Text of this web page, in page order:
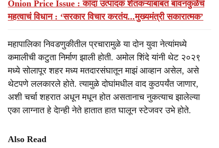
Onion Price Issue : कांदा उत्पादक शेतकऱ्याबाबत बावनकुळेंचं
महत्वाचं विधान : ‘सरकार विचार करतंय...मुख्यमंत्री सकारात्मक’
महापालिका निवडणुकीतील प्रचारामुळे या दोन युवा नेत्यांमध्ये
कमालीची कटुता निर्माण झाली होती. अमोल शिंदे यांनी थेट २०२९
मध्ये सोलापूर शहर मध्य मतदारसंघातून माझं आव्हान असेल, असे
थेटपणे ललकारले होते. त्यामुळे दोघांमधील वाद कुठपर्यंत जाणार,
अशी चर्चा शहरात अधून मधून होत असतानाच नुकत्याच झालेल्या
एका लाग्नात हे देान्ही नेते हातात हात घालून स्टेजवर उभे होते.
Also Read